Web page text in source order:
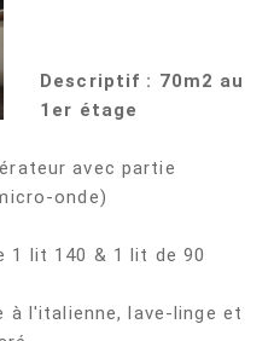
Descriptif : 70m2 au
1er étage
avec partie
onde)
1 lit 140 & 1 lit de 90
à l'italienne, lave-linge et